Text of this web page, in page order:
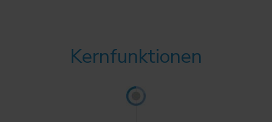
Kernfunktionen